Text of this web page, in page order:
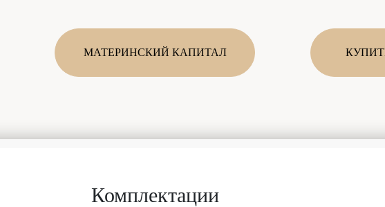
МАТЕРИНСКИЙ КАПИТАЛ
Комплектации